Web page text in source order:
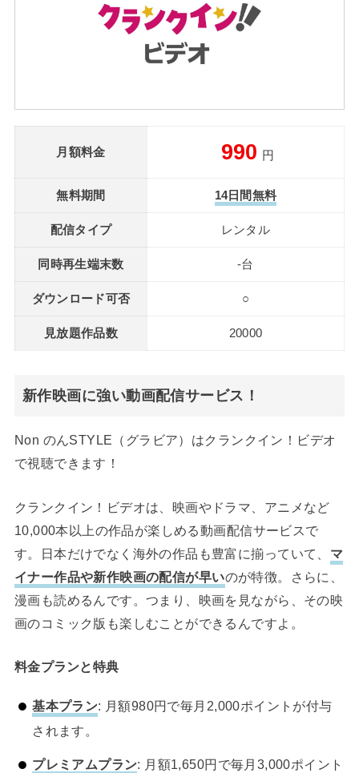
月額料金 990 円
無料期間 14日間無料
配信タイプ レンタル
同時再生端末数 -台
ダウンロード可否 ○
見放題作品数 20000
新作映画に強い動画配信サービス！
Non のんSTYLE（グラビア）はクランクイン！ビデオ
で視聴できます！
クランクイン！ビデオは、映画やドラマ、アニメなど
10,000本以上の作品が楽しめる動画配信サービスで
す。日本だけでなく海外の作品も豊富に揃っていて、 マ
イナー作品や新作映画の配信が早いのが特徴。さらに、
漫画も読めるんです。つまり、映画を見ながら、その映
画のコミック版も楽しむことができるんですよ。
料金プランと特典
基本プラン: 月額980円で毎月2,000ポイントが付与
されます。
プレミアムプラン: 月額1,650円で毎月3,000ポイント